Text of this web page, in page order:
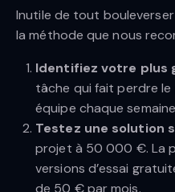
Inutile de tout
la méthode que nous
Identifiez votre plus
tâche qui fait perdre
équipe chaque
Testez une solution
projet à 50 000 €. La
versions d’essai
de 50 € par mois.